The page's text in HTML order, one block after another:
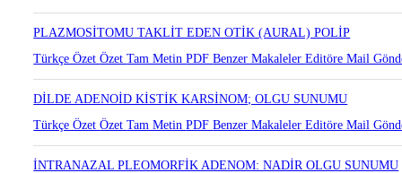
PLAZMOSİTOMU TAKLİT EDEN OTİK (AURAL) POLİP
Türkçe ÖzetÖzetTam MetinPDFBenzer MakalelerEditöre Mail
DİLDE ADENOİD KİSTİK KARSİNOM; OLGU SUNUMU
Türkçe ÖzetÖzetTam MetinPDFBenzer MakalelerEditöre Mail
İNTRANAZAL PLEOMORFİK ADENOM: NADİR OLGU SUNUMU